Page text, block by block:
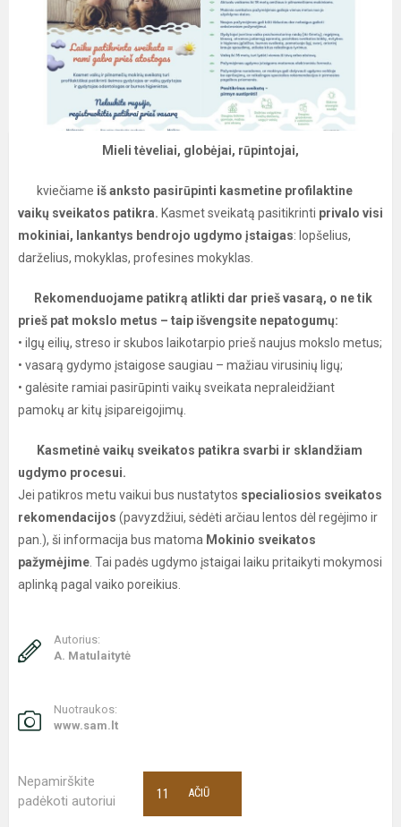
Mieli tėveliai, globėjai, rūpintojai,
kviečiame iš anksto pasirūpinti kasmetine profilaktine
vaikų sveikatos patikra. Kasmet sveikatą pasitikrinti privalo visi
mokiniai, lankantys bendrojo ugdymo įstaigas: lopšelius,
darželius, mokyklas, profesines mokyklas.
Rekomenduojame patikrą atlikti dar prieš vasarą, o ne tik
prieš pat mokslo metus – taip išvengsite nepatogumų:
• ilgų eilių, streso ir skubos laikotarpio prieš naujus mokslo metus;
• vasarą gydymo įstaigose saugiau – mažiau virusinių ligų;
• galėsite ramiai pasirūpinti vaikų sveikata nepraleidžiant
pamokų ar kitų įsipareigojimų.
Kasmetinė vaikų sveikatos patikra svarbi ir sklandžiam
ugdymo procesui.
Jei patikros metu vaikui bus nustatytos specialiosios sveikatos
rekomendacijos (pavyzdžiui, sėdėti arčiau lentos dėl regėjimo ir
pan.), ši informacija bus matoma Mokinio sveikatos
pažymėjime . Tai padės ugdymo įstaigai laiku pritaikyti mokymosi
aplinką pagal vaiko poreikius.
Autorius:
A. Matulaitytė
Nuotraukos:
www.sam.lt
Nepamirškite
padėkoti autoriui
AČIŪ
11